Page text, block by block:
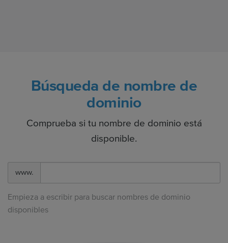
Búsqueda de nombre de
dominio
Comprueba si tu nombre de dominio está
disponible.
www.
Empieza a escribir para buscar nombres de dominio
disponibles